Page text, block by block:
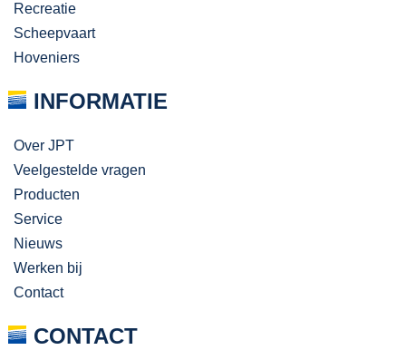
Recreatie
Scheepvaart
Hoveniers
INFORMATIE
Over JPT
Veelgestelde vragen
Producten
Service
Nieuws
Werken bij
Contact
CONTACT